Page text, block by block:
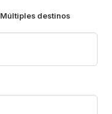
Múltiples destinos